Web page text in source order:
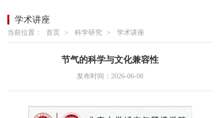
学术讲座
当前位置： 首页 > 科学研究 > 学术讲座
节气的科学与文化兼容性
发布时间：2026-06-08